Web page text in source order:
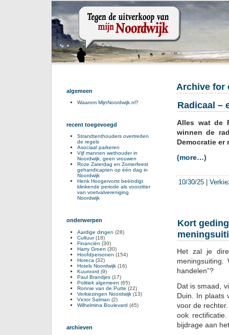
Archive for
Radicaal –
Alles wat de
winnen de
Democratie er
(more…)
10/30/25
Kort
Het zal je
meningsuiting.
handelen”?
Dat is smaad,
Duin. In plaats
voor de
ook
bijdrage aan
algemeen
Waarom MijnNoordwijk.nl?
recent toegevoegd
Strandtenthouders overtreden
de regels
Asociaal parkeren
Vijf mannen wethouder in
Noordwijk, geen vrouwen
Roze Zaterdag en Zomerfeest
gehandicapten op één dag in
Noordwijk
Henk Hoogervorst beëindigt
klinkende periode als voorzitter
van voetvalvereniging
Noordwijk
onderwerpen
Aardige dingen (28)
Cultuur(18)
Financiën (30)
Harry Groen (30)
Hoofdpersonen (154)
Horeca (32)
Hotels Noordwijk (16)
Kuuroord (9)
Paul Brandjes (17)
Politiek algemeen (65)
Ronnie van de Putte (22)
Verkiezingen Noordwijk (13)
Victor Salman (2)
Wilhelmina Boulevard (45)
archieven